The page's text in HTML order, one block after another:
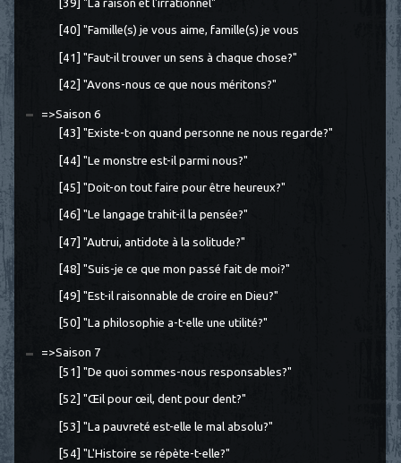
[39] "La raison et l'irrationnel"
[40] "Famille(s) je vous aime, famille(s) je vous
[41] "Faut-il trouver un sens à chaque chose?"
[42] "Avons-nous ce que nous méritons?"
=>Saison 6
[43] "Existe-t-on quand personne ne nous regarde?"
[44] "Le monstre est-il parmi nous?"
[45] "Doit-on tout faire pour être heureux?"
[46] "Le langage trahit-il la pensée?"
[47] "Autrui, antidote à la solitude?"
[48] "Suis-je ce que mon passé fait de moi?"
[49] "Est-il raisonnable de croire en Dieu?"
[50] "La philosophie a-t-elle une utilité?"
=>Saison 7
[51] "De quoi sommes-nous responsables?"
[52] "Œil pour œil, dent pour dent?"
[53] "La pauvreté est-elle le mal absolu?"
[54] "L'Histoire se répète-t-elle?"